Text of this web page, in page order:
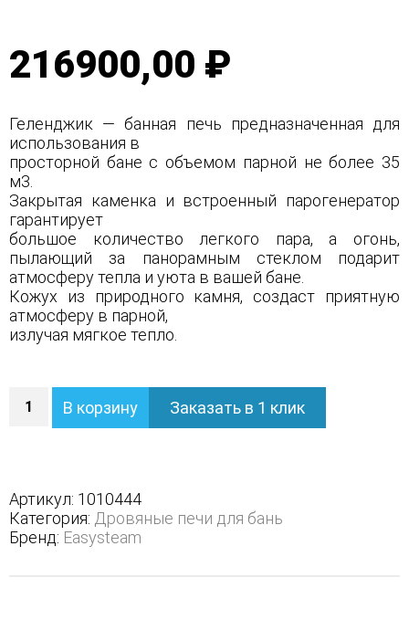
216900,00 ₽
Геленджик — банная печь предназначенная для
использования в
просторной бане с объемом парной не более 35
м3.
Закрытая каменка и встроенный парогенератор
гарантирует
большое количество легкого пара, а огонь,
пылающий за панорамным стеклом подарит
атмосферу тепла и уюта в вашей бане.
Кожух из природного камня, создаст приятную
атмосферу в парной,
излучая мягкое тепло.
Печь
Геленджик
кожухе
с
открытым
верхом
В корзину Заказать в 1 клик
Артикул: 1010444
Категория: Дровяные печи для бань
Бренд: Easysteam